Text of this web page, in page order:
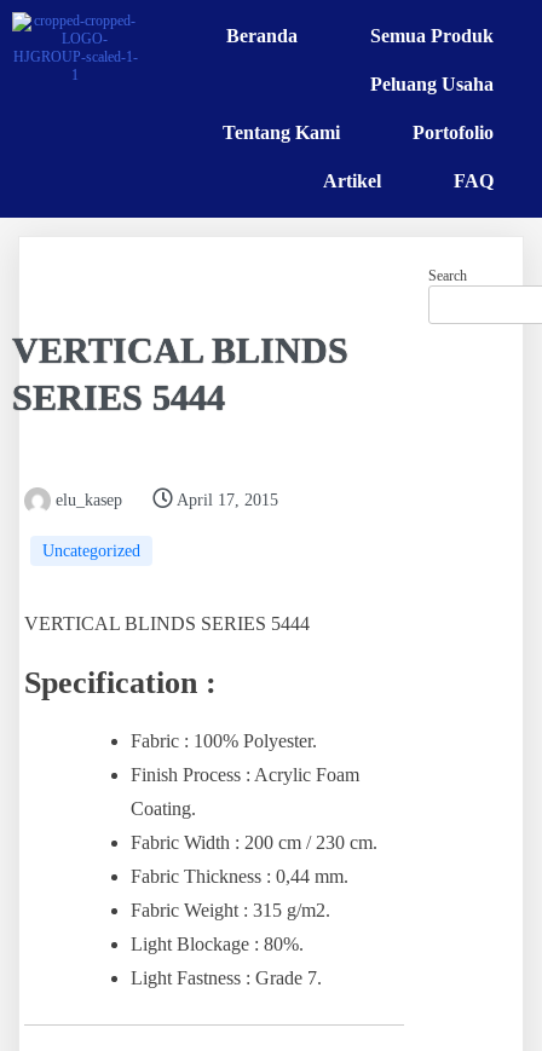
Beranda Semua Produk
Peluang Usaha
Tentang Kami Portofolio
Artikel FAQ
VERTICAL BLINDS
SERIES 5444
elu_kasep April 17, 2015
Uncategorized
VERTICAL BLINDS SERIES 5444
Specification :
Fabric : 100% Polyester.
Finish Process : Acrylic Foam
Coating.
Fabric Width : 200 cm / 230 cm.
Fabric Thickness : 0,44 mm.
Fabric Weight : 315 g/m2.
Light Blockage : 80%.
Light Fastness : Grade 7.
Search